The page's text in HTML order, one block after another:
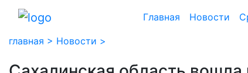
Главная Новости
главная > Новости >